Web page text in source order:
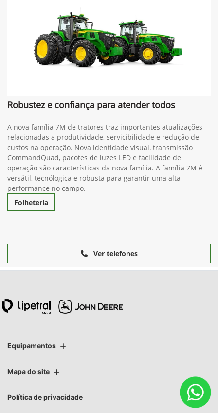
Robustez e confiança para atender todos
A nova família 7M de tratores traz importantes atualizações
relacionadas a produtividade, servicibilidade e redução de
custos na operação. Nova identidade visual, transmissão
CommandQuad, pacotes de luzes LED e facilidade de
operação são características da nova família. A família 7M é
versátil, tecnólogica e robusta para garantir uma alta
performance no campo.
Folheteria
Ver telefones
Equipamentos
Mapa do site
Política de privacidade